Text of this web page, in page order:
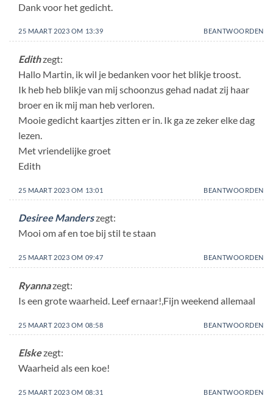
Dank voor het gedicht.
25 MAART 2023 OM 13:39 BEANTWOORDEN
Edithzegt:
Hallo Martin, ik wil je bedanken voor het blikje troost.
Ik heb heb blikje van mij schoonzus gehad nadat zij haar
broer en ik mij man heb verloren.
Mooie gedicht kaartjes zitten er in. Ik ga ze zeker elke dag
lezen.
Met vriendelijke groet
Edith
25 MAART 2023 OM 13:01 BEANTWOORDEN
Desiree Manderszegt:
Mooi om af en toe bij stil te staan
25 MAART 2023 OM 09:47 BEANTWOORDEN
Ryannazegt:
Is een grote waarheid. Leef ernaar!,Fijn weekend allemaal
25 MAART 2023 OM 08:58 BEANTWOORDEN
Elskezegt:
Waarheid als een koe!
25 MAART 2023 OM 08:31 BEANTWOORDEN